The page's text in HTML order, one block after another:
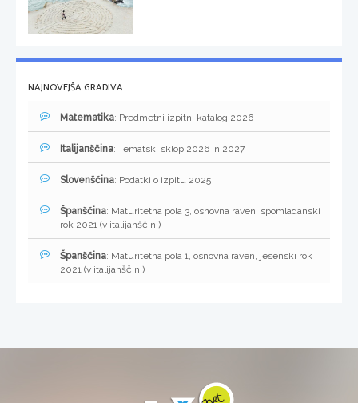
NAJNOVEJŠA GRADIVA
Matematika: Predmetni izpitni katalog 2026
Italijanščina: Tematski sklop 2026 in 2027
Slovenščina: Podatki o izpitu 2025
Španščina: Maturitetna pola 3, osnovna raven, spomladanski
rok 2021 (v italijanščini)
Španščina: Maturitetna pola 1, osnovna raven, jesenski rok
2021 (v italijanščini)